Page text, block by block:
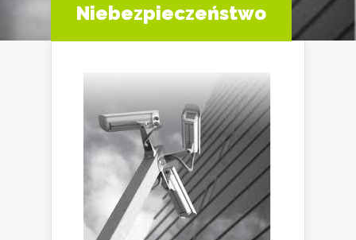
Niebezpieczeństwo